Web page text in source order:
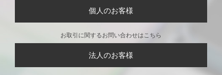
個人のお客様
お取引に関するお問い合わせはこちら
法人のお客様